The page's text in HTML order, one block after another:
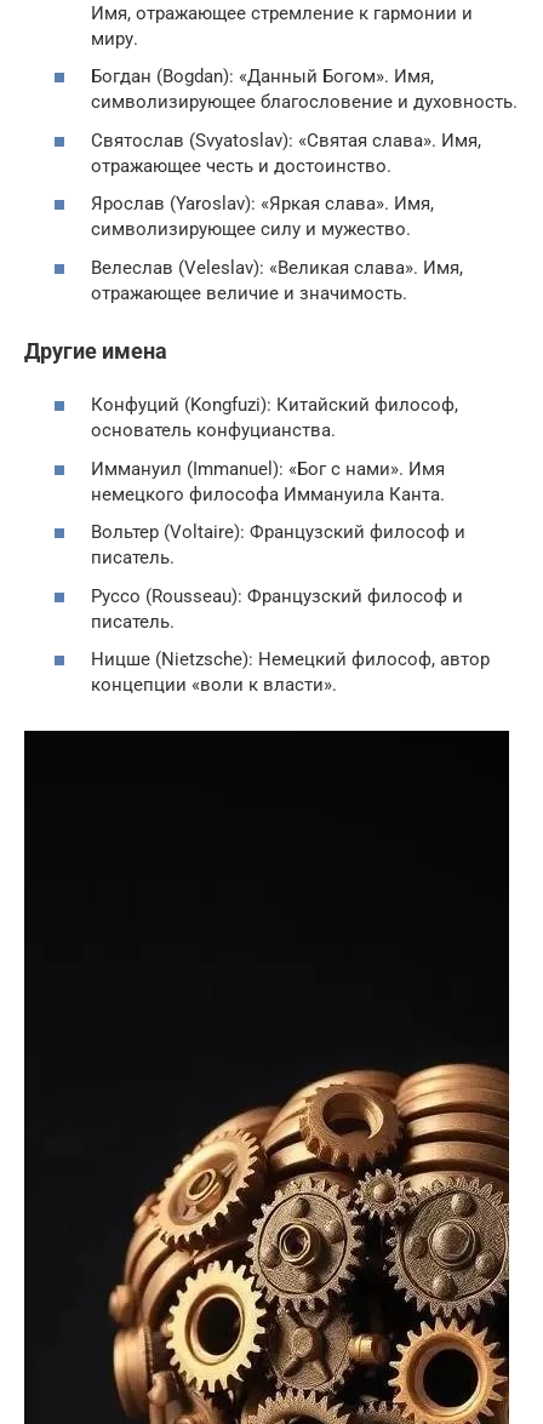
Имя, отражающее стремление к гармонии и
миру.
Богдан (Bogdan): «Данный Богом». Имя,
символизирующее благословение и духовность.
Святослав (Svyatoslav): «Святая слава». Имя,
отражающее честь и достоинство.
Ярослав (Yaroslav): «Яркая слава». Имя,
символизирующее силу и мужество.
Велеслав (Veleslav): «Великая слава». Имя,
отражающее величие и значимость.
Другие имена
Конфуций (Kongfuzi): Китайский философ,
основатель конфуцианства.
Иммануил (Immanuel): «Бог с нами». Имя
немецкого философа Иммануила Канта.
Вольтер (Voltaire): Французский философ и
писатель.
Руссо (Rousseau): Французский философ и
писатель.
Ницше (Nietzsche): Немецкий философ, автор
концепции «воли к власти».